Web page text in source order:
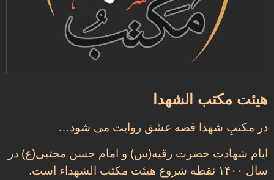
هيئت مکتب الشهدا
در مکتبِ شهدا قصه عشق روایت می شود…
ایام شهادت حضرت رقیه(س) و امام حسن مجتبی(ع) در
سال ۱۴۰۰ نقطه شروع هیئت مکتب الشهداء است.